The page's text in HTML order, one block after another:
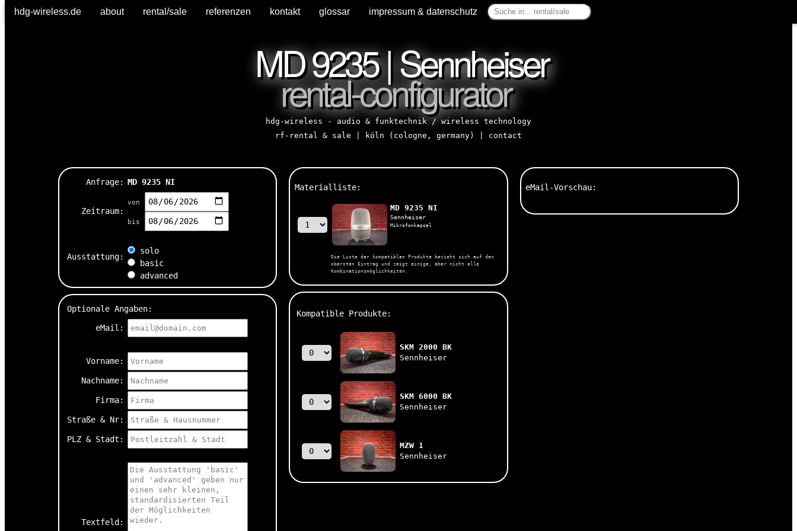
hdg-wireless.de about rental/sale referenzen kontakt glossar impressum & datenschutz
MD 9235 | Sennheiser
rental-configurator
hdg-wireless - audio & funktechnik / wireless technology
rf-rental & sale | köln (cologne, germany) | contact
Anfrage: MD 9235 NI
Zeitraum:
von
bis
Ausstattung:
solo
basic
advanced
Optionale Angaben:
eMail:
Vorname:
Nachname:
Firma:
Straße & Nr:
PLZ & Stadt:
Textfeld:
Materialliste:
MD 9235 NI
Sennheiser
Mikrofonkapsel
Die Liste der kompatiblen Produkte bezieht sich auf den
obersten Eintrag und zeigt einige, aber nicht alle
Kombinationsmöglichkeiten.
Kompatible Produkte:
SKM 2000 BK
Sennheiser
SKM 6000 BK
Sennheiser
MZW 1
Sennheiser
eMail-Vorschau: